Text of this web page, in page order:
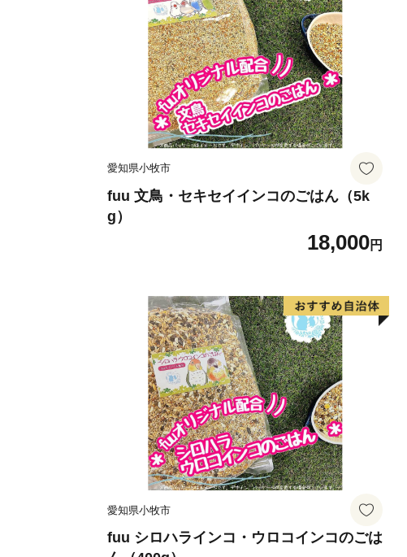
愛知県小牧市
fuu 文鳥・セキセイインコのごはん（5k
g）
18,000円
愛知県小牧市
fuu シロハラインコ・ウロコインコのごは